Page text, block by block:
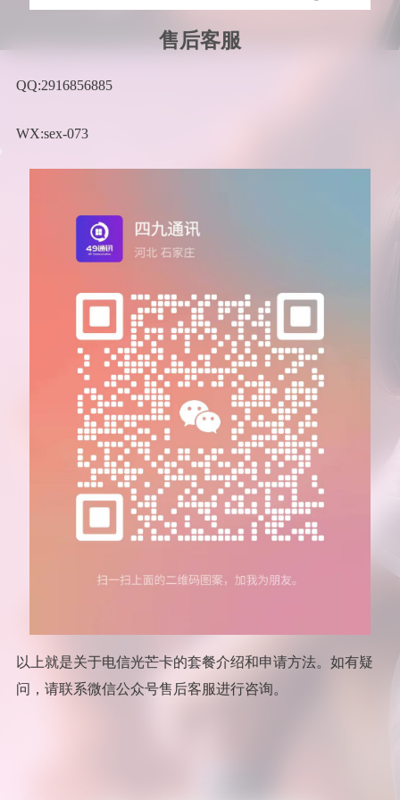
售后客服
QQ:2916856885
WX:sex-073
以上就是关于电信光芒卡的套餐介绍和申请方法。如有疑
问，请联系微信公众号售后客服进行咨询。